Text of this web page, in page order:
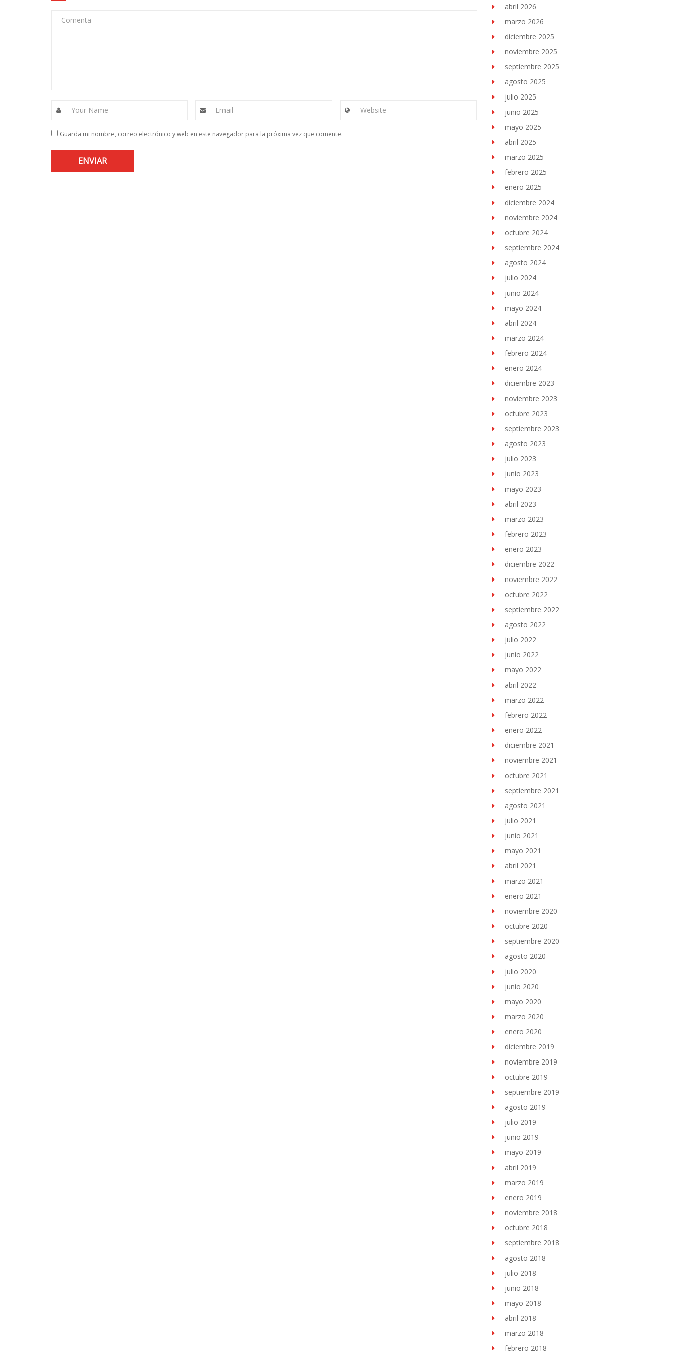
Comenta
Your Name Email Website
Guarda mi nombre, correo electrónico y web en este navegador para la próxima vez que comente.
abril 2026
marzo 2026
diciembre 2025
noviembre 2025
septiembre 2025
agosto 2025
julio 2025
junio 2025
mayo 2025
abril 2025
marzo 2025
febrero 2025
enero 2025
diciembre 2024
noviembre 2024
octubre 2024
septiembre 2024
agosto 2024
julio 2024
junio 2024
mayo 2024
abril 2024
marzo 2024
febrero 2024
enero 2024
diciembre 2023
noviembre 2023
octubre 2023
septiembre 2023
agosto 2023
julio 2023
junio 2023
mayo 2023
abril 2023
marzo 2023
febrero 2023
enero 2023
diciembre 2022
noviembre 2022
octubre 2022
septiembre 2022
agosto 2022
julio 2022
junio 2022
mayo 2022
abril 2022
marzo 2022
febrero 2022
enero 2022
diciembre 2021
noviembre 2021
octubre 2021
septiembre 2021
agosto 2021
julio 2021
junio 2021
mayo 2021
abril 2021
marzo 2021
enero 2021
noviembre 2020
octubre 2020
septiembre 2020
agosto 2020
julio 2020
junio 2020
mayo 2020
marzo 2020
enero 2020
diciembre 2019
noviembre 2019
octubre 2019
septiembre 2019
agosto 2019
julio 2019
junio 2019
mayo 2019
abril 2019
marzo 2019
enero 2019
noviembre 2018
octubre 2018
septiembre 2018
agosto 2018
julio 2018
junio 2018
mayo 2018
abril 2018
marzo 2018
febrero 2018